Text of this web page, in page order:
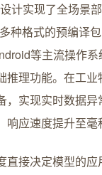
计实现了全场景
种格式的预编译
等主流操作
推理功能。在工
，实现实时数据
应速度提升至毫
直接决定模型的